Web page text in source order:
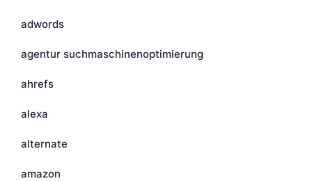
adwords
agentur suchmaschinenoptimierung
ahrefs
alexa
alternate
amazon